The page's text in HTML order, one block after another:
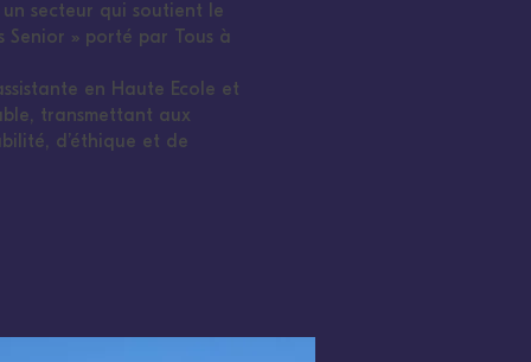
secteur qui soutient le
Senior » porté par Tous à
en Haute Ecole et
transmettant aux
d’éthique et de